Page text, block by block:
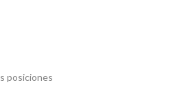
posiciones